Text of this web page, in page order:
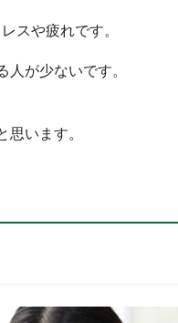
スや疲れです。
が少ないです。
います。